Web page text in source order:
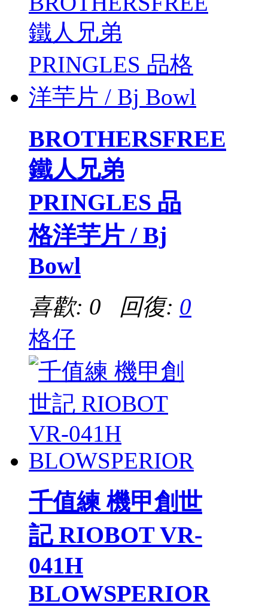
BROTHERSFREE
鐵人兄弟
PRINGLES 品
格洋芋片 / Bj
Bowl
喜歡: 0 回復: 0
格仔
千值練 機甲創世
記 RIOBOT VR-
041H
BLOWSPERIOR